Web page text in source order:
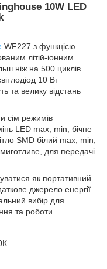
10W LED
WF227 з функцією
літій-іонним
ніж на 500 циклів
10 Вт
та велику відстань
сім режимів
LED max, min; бічне
SMD білий max, min;
для передачі
як портативний
джерело енергії
вибір для
та роботи.